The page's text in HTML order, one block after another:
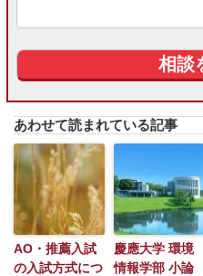
あわせて読まれている記事
AO・推薦入試
の入試方式につ
慶應大学 環境
情報学部 小論